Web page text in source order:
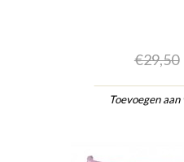
€29,50
Toevoegen